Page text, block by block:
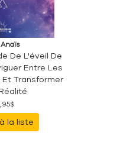
De L'éveil De
Entre Les
Transformer
la liste